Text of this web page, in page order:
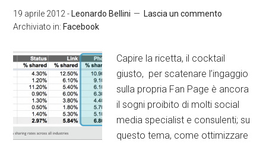
19 aprile 2012 - Leonardo Bellini
Lascia un commento
Archiviato in: Facebook
Capire la ricetta, il cocktail
giusto, per scatenare l’ingaggio
sulla propria Fan Page è ancora
il sogni proibito di molti social
media specialist e consulenti; su
questo tema, come ottimizzare